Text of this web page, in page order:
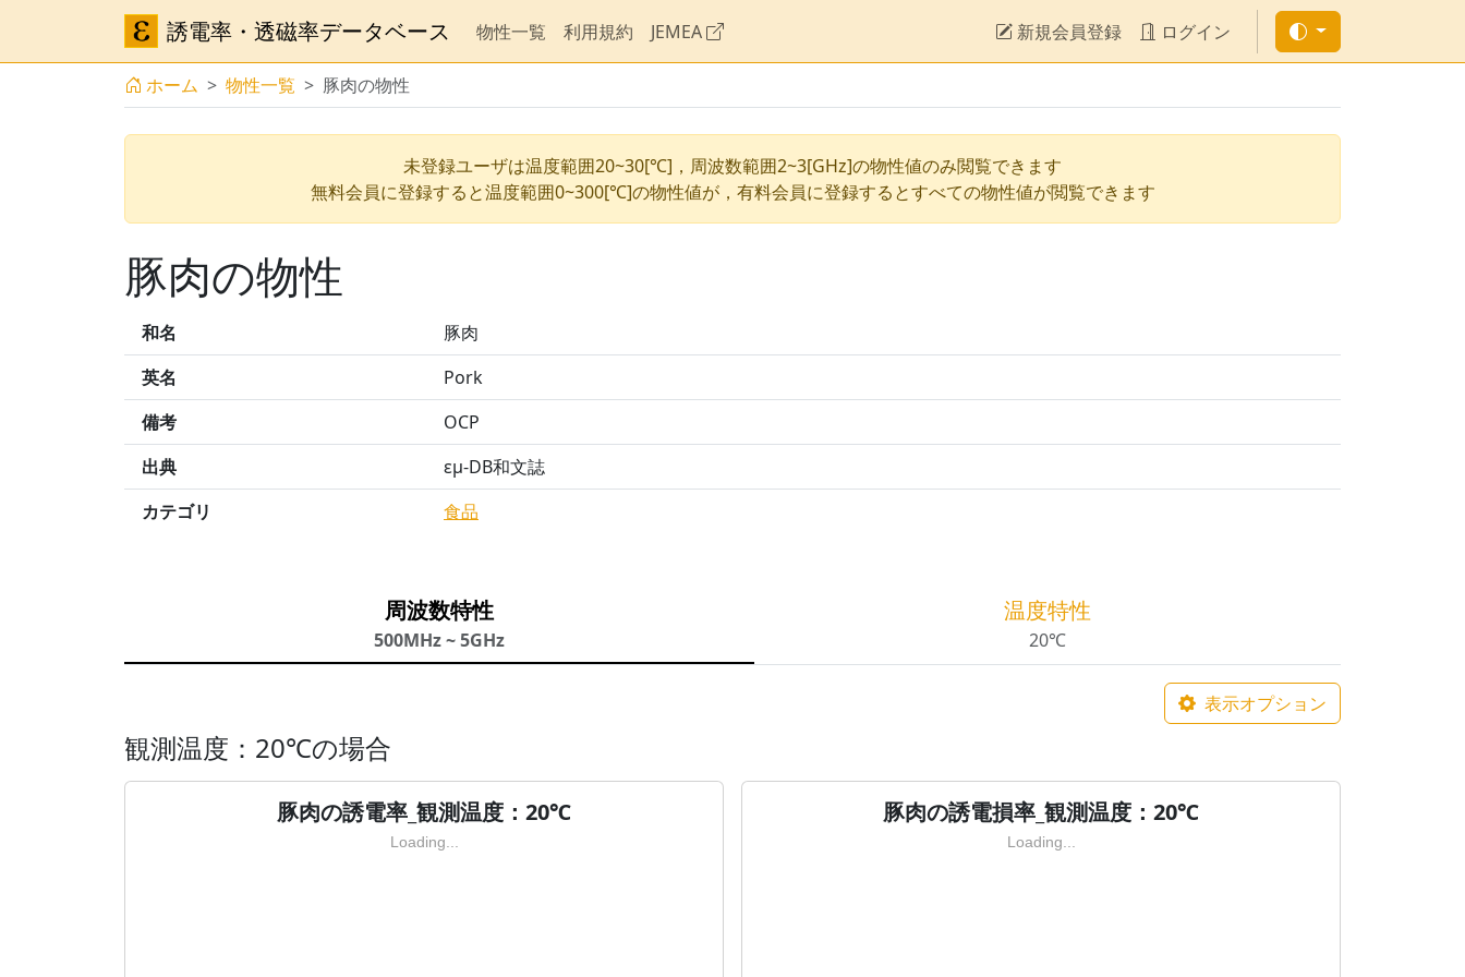
誘電率・透磁率データベース 物性一覧 利用規約 JEMEA 新規会員登録 ログイン
ホーム 物性一覧 豚肉の物性
未登録ユーザは温度範囲20~30[℃]，周波数範囲2~3[GHz]の物性値のみ閲覧できます
無料会員に登録すると温度範囲0~300[℃]の物性値が，有料会員に登録するとすべての物性値が閲覧できます
豚肉の物性
和名
豚肉
英名
Pork
備考
OCP
出典
εμ-DB和文誌
カテゴリ
食品
周波数特性
500MHz ~ 5GHz
温度特性
20℃
表示オプション
観測温度：20℃の場合
豚肉の誘電率_観測温度：20℃
Loading...
豚肉の誘電損率_観測温度：20℃
Loading...